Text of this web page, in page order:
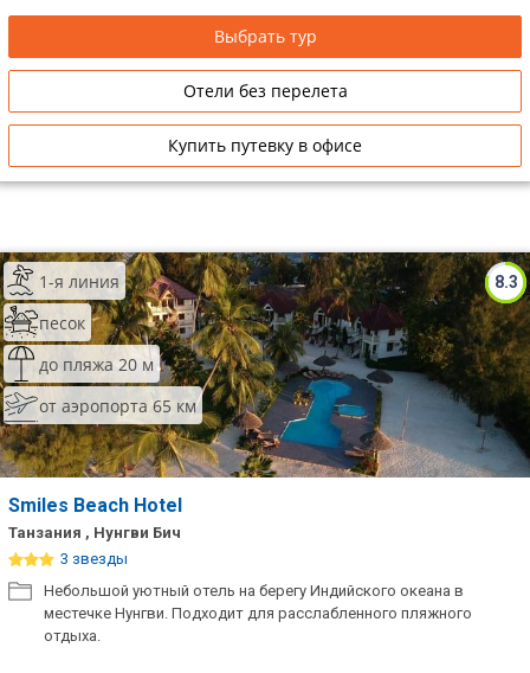
Выбрать тур
Отели без перелета
Купить путевку в офисе
8.3
1-я линия
песок
до пляжа 20 м
от аэропорта 65 км
Smiles Beach Hotel
Танзания , Нунгви Бич
3 звезды
Небольшой уютный отель на берегу Индийского океана в
местечке Нунгви. Подходит для расслабленного пляжного
отдыха.